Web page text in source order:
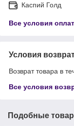
Каспий Голд
Все условия
Условия
Возврат товара в
Все условия
Подобные